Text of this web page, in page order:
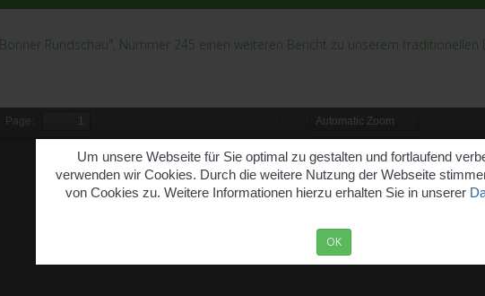
Um unsere Webseite für Sie optimal zu gestalten und fortlaufend
verwenden wir Cookies. Durch die weitere Nutzung der Webseite
von Cookies zu. Weitere Informationen hierzu erhalten Sie in unserer
OK
Rundschau", Nummer 245 einen weiteren Bericht zu unserem